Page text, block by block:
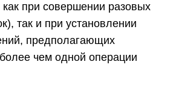
при совершении разовых
так и при установлении
предполагающих
чем одной операции